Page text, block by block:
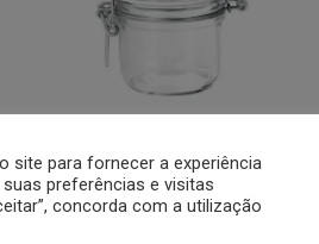
Minha
POTES
Terrina 200ml – Fido –
Bormioli Rocco
site para fornecer a experiência
preferências e visitas
concorda com a utilização